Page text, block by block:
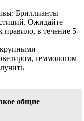
Бриллианты
Ожидайте
правило, в течение 5-
крупными
геммологом
общие